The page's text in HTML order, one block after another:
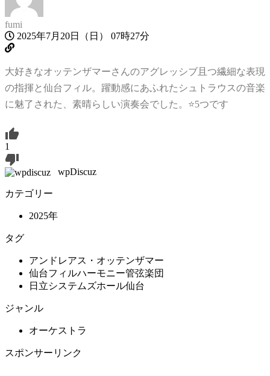
fumi
2025年7月20日（日） 07時27分
大好きなオッテンザマーさんのアグレッシブ且つ繊細な表現
の指揮と仙台フィル。躍動感にあふれたシュトラウスの音楽
に魅了された、素晴らしい演奏会でした。⭐️5つです
1
wpDiscuz
カテゴリー
2025年
タグ
アンドレアス・オッテンザマー
仙台フィルハーモニー管弦楽団
日立システムズホール仙台
ジャンル
オーケストラ
スポンサーリンク